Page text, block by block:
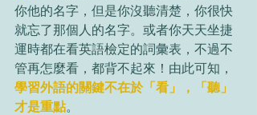
你他的名字，但是你沒聽清楚，你很快
就忘了那個人的名字。或者你天天坐捷
運時都在看英語檢定的詞彙表，不過不
管再怎麼看，都背不起來！由此可知，
學習外語的關鍵不在於「看」，「聽」
才是重點。